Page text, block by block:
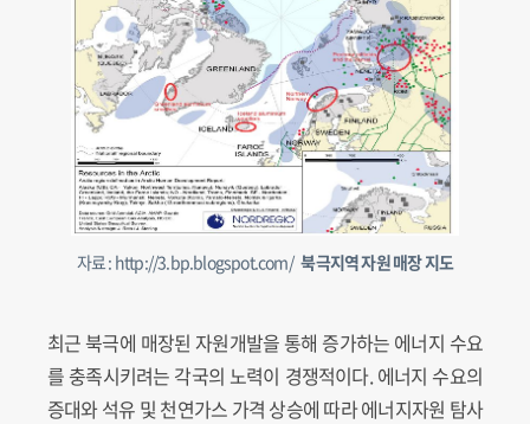
자료 : http://3.bp.blogspot.com/ 북극지역 자원 매장 지도
최근 북극에 매장된 자원개발을 통해 증가하는 에너지 수요
를 충족시키려는 각국의 노력이 경쟁적이다. 에너지 수요의
증대와 석유 및 천연가스 가격 상승에 따라 에너지자원 탐사